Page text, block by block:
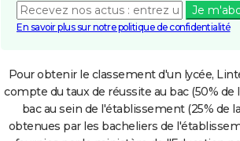
Je
En savoir plus sur notre politique de confidentialité
Pour obtenir le classement d'un lycée,
compte du taux de réussite au bac (50% de
bac au sein de l'établissement (25% de
obtenues par les bacheliers de